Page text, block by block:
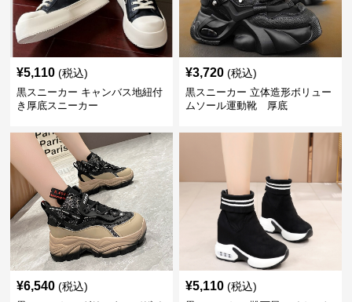
¥5,110 (税込)
黒スニーカー キャンバス地紐付
き厚底スニーカー
¥3,720 (税込)
黒スニーカー 立体造形ボリュー
ムソール運動靴 厚底
¥6,540 (税込) ¥5,110 (税込)